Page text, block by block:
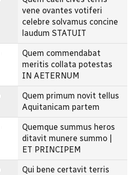
vene ovantes votiferi
celebre solvamus concine
laudum STATUIT
Quem commendabat
meritis collata potestas
IN AETERNUM
Quem primum novit tellus
Aquitanicam partem
Quemque summus heros
ditavit munere summo |
ET PRINCIPEM
Qui bene certavit terris